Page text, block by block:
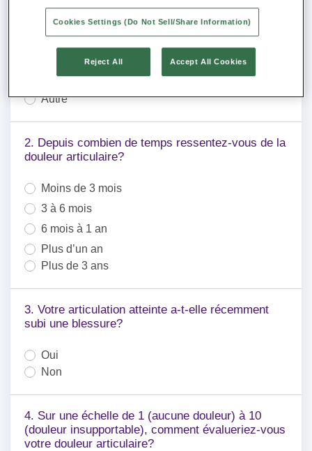
Hanche
Orteil(s)
AutreAutre
2. Depuis combien de temps ressentez-vous de la
douleur articulaire?
Moins de 3 mois
3 à 6 mois
6 mois à 1 an
Plus d’un an
Plus de 3 ans
3. Votre articulation atteinte a-t-elle récemment
subi une blessure?
Oui
Non
4. Sur une échelle de 1 (aucune douleur) à 10
(douleur insupportable), comment évalueriez-vous
votre douleur articulaire?
Cookies Settings (Do Not Sell/Share Information)
Reject All Accept All Cookies